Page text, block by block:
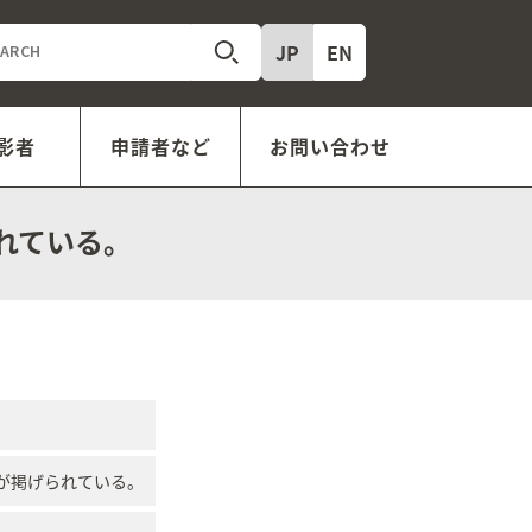
EN
JP
者 申請者など お問い合わせ
いる。
げられている。